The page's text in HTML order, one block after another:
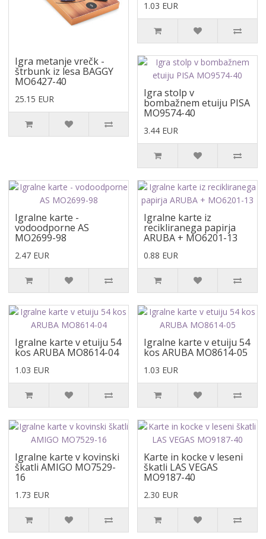
Igra metanje vrečk -
štrbunk iz lesa BAGGY
MO6427-40
25.15 EUR
1.03 EUR
Igra stolp v
bombažnem etuiju PISA
MO9574-40
3.44 EUR
Igralne karte -
vodoodporne AS
MO2699-98
2.47 EUR
Igralne karte iz
recikliranega papirja
ARUBA + MO6201-13
0.88 EUR
Igralne karte v etuiju 54
kos ARUBA MO8614-04
1.03 EUR
Igralne karte v etuiju 54
kos ARUBA MO8614-05
1.03 EUR
Igralne karte v kovinski
škatli AMIGO MO7529-
16
1.73 EUR
Karte in kocke v leseni
škatli LAS VEGAS
MO9187-40
2.30 EUR